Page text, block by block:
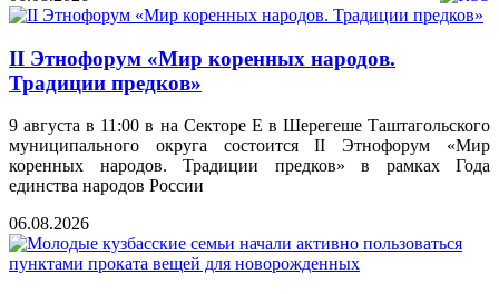
II Этнофорум «Мир коренных народов.
Традиции предков»
9 августа в 11:00 в на Секторе Е в Шерегеше Таштагольского
муниципального округа состоится II Этнофорум «Мир
коренных народов. Традиции предков» в рамках Года
единства народов России
06.08.2026